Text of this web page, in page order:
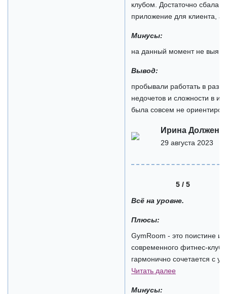
клубом. Достаточно
приложение для клиента, а
Минусы:
на данный момент не
Вывод:
пробывали работать в
недочетов и сложности в
была совсем не
Ирина
29 августа 2023
5 / 5
Всё на уровне.
Плюсы:
GymRoom - это поистине
современного фитнес-
гармонично сочетается с
Читать далее
Минусы: